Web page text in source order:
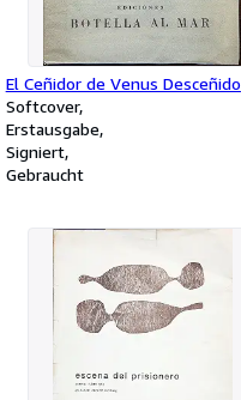
El Ceñidor de Venus Desceñido
Softcover
Erstausgabe
Signiert
Gebraucht